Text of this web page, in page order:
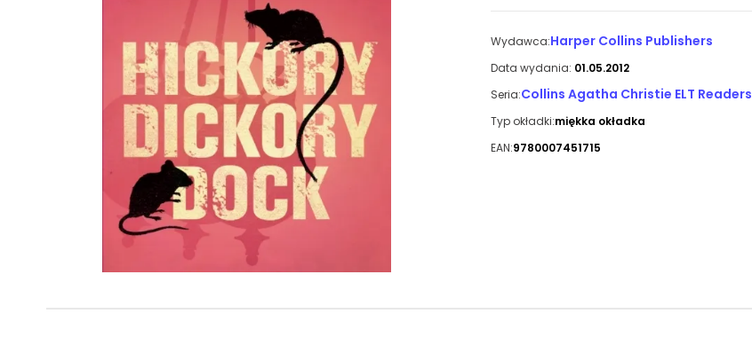
Wydawca:Harper Collins Publishers
Data wydania: 01.05.2012
Seria:Collins Agatha Christie ELT Readers
Typ okładki:miękka okładka
EAN:9780007451715
Pomoc w czytaniu
Podkreślenie linków